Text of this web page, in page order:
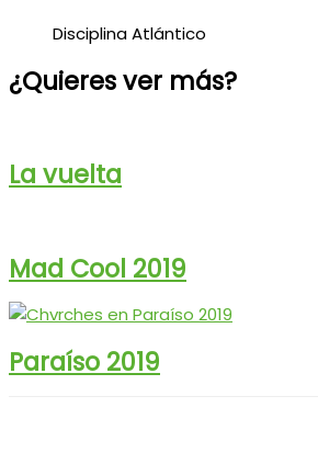
Disciplina Atlántico
¿Quieres ver más?
La vuelta
Mad Cool 2019
Paraíso 2019